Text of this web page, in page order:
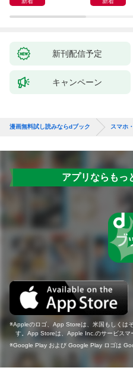
新刊配信予定
キャンペーン
漫画無料試し読みならdブック スマホ
アプリならもっ
Appleのロゴ、App Storeは、米国もしくは
す。App Storeは、Apple Inc.のサービスマ
Google Play および Google Play ロゴは